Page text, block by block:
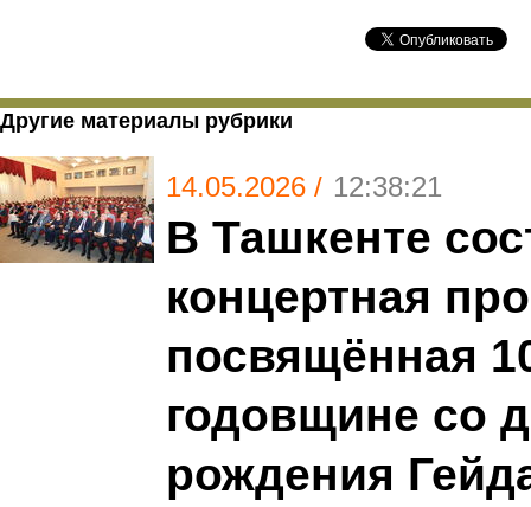
Другие материалы рубрики
14.05.2026 / 12:38:21
В Ташкенте
концертная
посвящённая
годовщине со
рождения